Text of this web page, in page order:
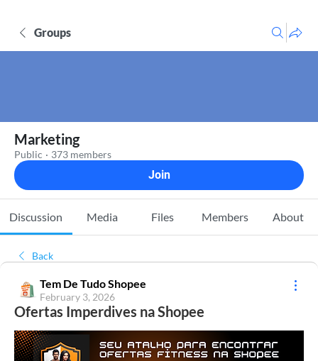
Groups
Marketing
Public · 373 members
Join
Discussion Media Files Members About
Back
Tem De Tudo Shopee
February 3, 2026
Ofertas Imperdives na Shopee